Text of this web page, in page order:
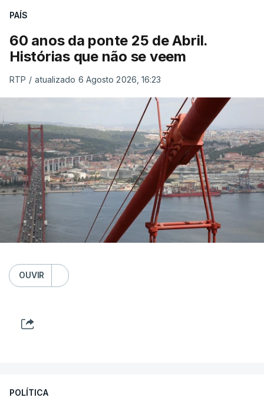
PAÍS
60 anos da ponte 25 de Abril.
Histórias que não se veem
RTP / atualizado 6 Agosto 2026, 16:23
OUVIR
POLÍTICA